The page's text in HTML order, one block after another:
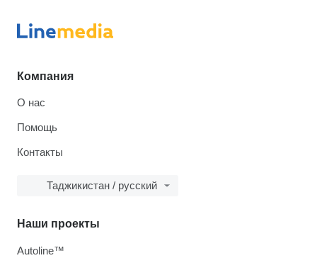
Компания
О нас
Помощь
Контакты
Таджикистан / русский
Наши проекты
Autoline™